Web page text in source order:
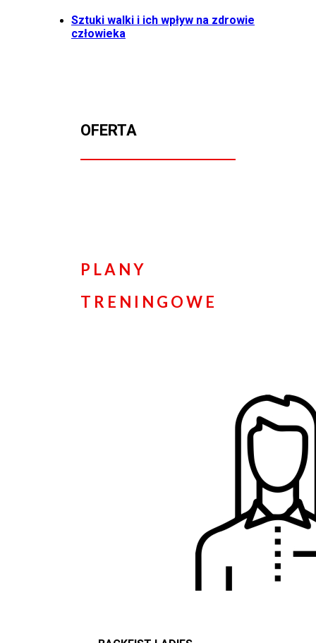
Sztuki walki i ich wpływ na zdrowie
człowieka
OFERTA
PLANY
TRENINGOWE